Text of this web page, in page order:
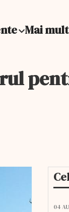
Mai mult
04